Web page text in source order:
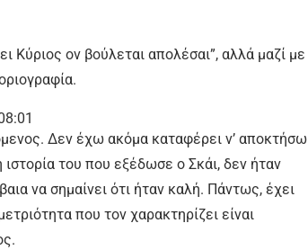
Κύριος ον βούλεται απολέσαι”, αλλά μαζί με
Δεν έχω ακόμα καταφέρει ν’ αποκτήσω
του που εξέδωσε ο Σκάι, δεν ήταν
να σημαίνει ότι ήταν καλή. Πάντως, έχει
που τον χαρακτηρίζει είναι